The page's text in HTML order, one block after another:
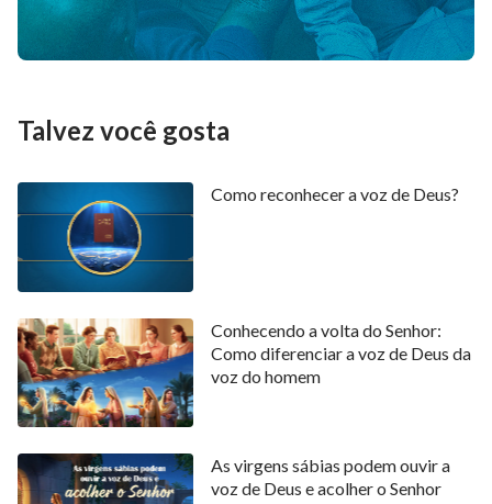
Talvez você gosta
Como reconhecer a voz de Deus?
Conhecendo a volta do Senhor:
Como diferenciar a voz de Deus da
voz do homem
As virgens sábias podem ouvir a
voz de Deus e acolher o Senhor